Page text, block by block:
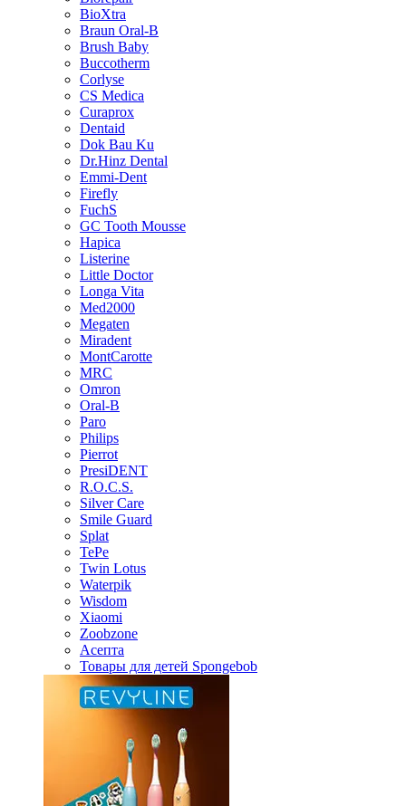
BioXtra
Braun Oral-B
Brush Baby
Buccotherm
Corlyse
CS Medica
Curaprox
Dentaid
Dok Bau Ku
Dr.Hinz Dental
Emmi-Dent
Firefly
FuchS
GC Tooth Mousse
Hapica
Listerine
Little Doctor
Longa Vita
Med2000
Megaten
Miradent
MontCarotte
MRC
Omron
Oral-B
Paro
Philips
Pierrot
PresiDENT
R.O.C.S.
Silver Care
Smile Guard
Splat
TePe
Twin Lotus
Waterpik
Wisdom
Xiaomi
Zoobzone
Асепта
Товары для детей Spongebob